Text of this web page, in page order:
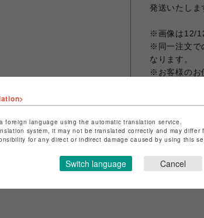
発送いたしま
※画像は12/
※同一注文で
なります。
※お客様のお
シェアする
foreign language using the automatic translation service.
system, it may not be translated correctly and may
for any direct or indirect damage caused by using this
Switch language Cancel